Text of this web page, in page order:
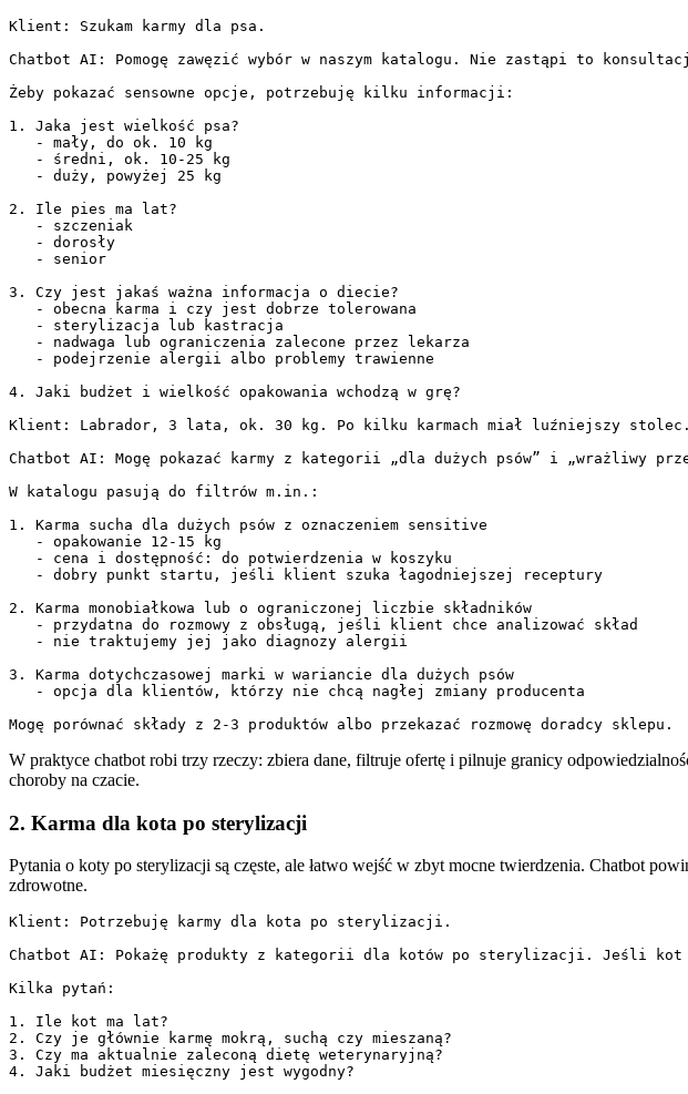
Klient: Szukam karmy dla psa.
Chatbot AI: Pomogę zawęzić wybór w naszym katalogu. Nie zastąpi to
Żeby pokazać sensowne opcje, potrzebuję kilku informacji:
1. Jaka jest wielkość psa?
   - mały, do ok. 10 kg
   - średni, ok. 10-25 kg
   - duży, powyżej 25 kg
2. Ile pies ma lat?
   - szczeniak
   - dorosły
   - senior
3. Czy jest jakaś ważna informacja o diecie?
   - obecna karma i czy jest dobrze tolerowana
   - sterylizacja lub kastracja
   - nadwaga lub ograniczenia zalecone przez lekarza
   - podejrzenie alergii albo problemy trawienne
4. Jaki budżet i wielkość opakowania wchodzą w grę?
Klient: Labrador, 3 lata, ok. 30 kg. Po kilku karmach miał luźniejszy
Chatbot AI: Mogę pokazać karmy z kategorii „dla dużych psów” i „wrażliwy
W katalogu pasują do filtrów m.in.:
1. Karma sucha dla dużych psów z oznaczeniem sensitive
   - opakowanie 12-15 kg
   - cena i dostępność: do potwierdzenia w koszyku
   - dobry punkt startu, jeśli klient szuka łagodniejszej receptury
2. Karma monobiałkowa lub o ograniczonej liczbie składników
   - przydatna do rozmowy z obsługą, jeśli klient chce analizować skład
   - nie traktujemy jej jako diagnozy alergii
3. Karma dotychczasowej marki w wariancie dla dużych psów
   - opcja dla klientów, którzy nie chcą nagłej zmiany producenta
Mogę porównać składy z 2-3 produktów albo przekazać rozmowę doradcy sklepu.
W praktyce chatbot robi trzy rzeczy: zbiera dane, filtruje ofertę i pilnuje granicy
choroby na czacie.
2. Karma dla kota po sterylizacji
Pytania o koty po sterylizacji są częste, ale łatwo wejść w zbyt mocne twierdzenia. Chatbot
zdrowotne.
Klient: Potrzebuję karmy dla kota po sterylizacji.
Chatbot AI: Pokażę produkty z kategorii dla kotów po sterylizacji. Jeśli kot ma
Kilka pytań:
1. Ile kot ma lat?
2. Czy je głównie karmę mokrą, suchą czy mieszaną?
3. Czy ma aktualnie zaleconą dietę weterynaryjną?
4. Jaki budżet miesięczny jest wygodny?